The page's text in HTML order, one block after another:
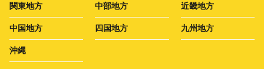
関東地方 中部地方 近畿地方
中国地方 四国地方 九州地方
沖縄